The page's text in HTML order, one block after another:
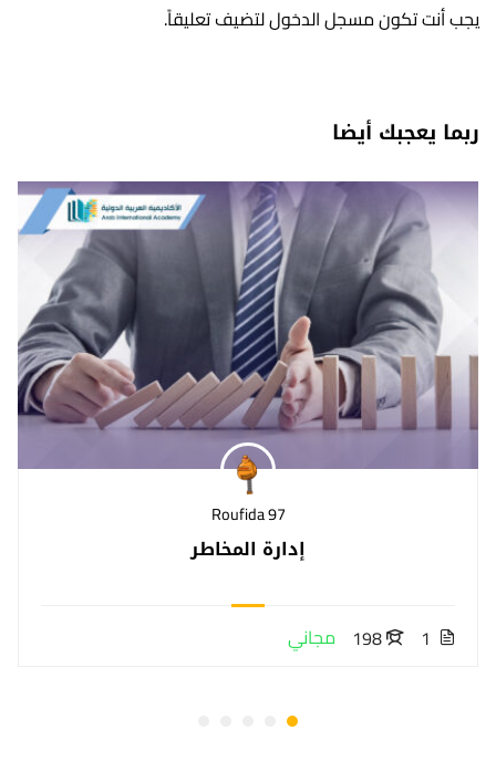
يجب أنت تكونمسجل الدخوللتضيف تعليقاً.
ربما يعجبك أيضا
Roufida 97
إدارة المخاطر
1
198 مجاني